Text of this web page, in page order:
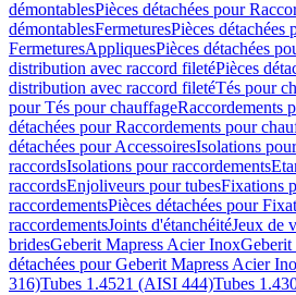
démontablesPièces détachées pour
démontablesFermeturesPièces détachées
FermeturesAppliquesPièces détachées
distribution avec raccord filetéPièces
distribution avec raccord filetéTés pour
pour Tés pour chauffageRaccordements
détachées pour Raccordements pour
détachées pour AccessoiresIsolations
raccordsIsolations pour raccordements
raccordsEnjoliveurs pour tubesFixations
raccordementsPièces détachées pour
raccordementsJoints d'étanchéitéJeux de
bridesGeberit Mapress Acier InoxGeberit
détachées pour Geberit Mapress Acier
316)Tubes 1.4521 (AISI 444)Tubes